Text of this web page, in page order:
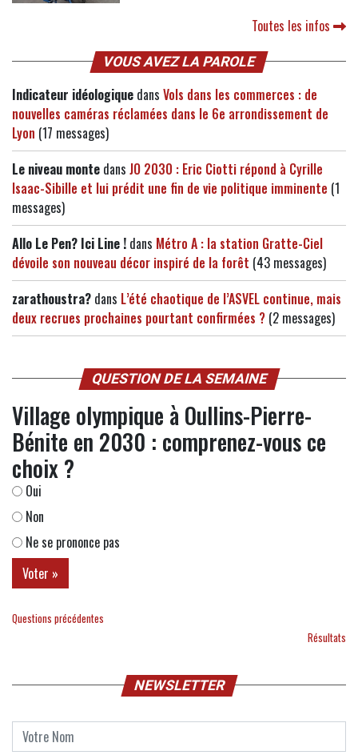
Toutes les infos
VOUS AVEZ LA PAROLE
Indicateur idéologique dans Vols dans les commerces : de
nouvelles caméras réclamées dans le 6e arrondissement de
Lyon (17 messages)
Le niveau monte dans JO 2030 : Eric Ciotti répond à Cyrille
Isaac-Sibille et lui prédit une fin de vie politique imminente (1
messages)
Allo Le Pen? Ici Line ! dans Métro A : la station Gratte-Ciel
dévoile son nouveau décor inspiré de la forêt (43 messages)
zarathoustra? dans L’été chaotique de l’ASVEL continue, mais
deux recrues prochaines pourtant confirmées ? (2 messages)
QUESTION DE LA SEMAINE
Village olympique à Oullins-Pierre-
Bénite en 2030 : comprenez-vous ce
choix ?
Oui
Non
Ne se prononce pas
Questions précédentes
Résultats
NEWSLETTER